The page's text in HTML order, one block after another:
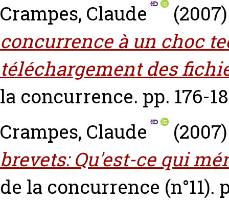
Crampes, Claude
concurrence à un choc
téléchargement des
la concurrence. pp. 176-
Crampes, Claude
brevets: Qu'est-ce qui
de la concurrence (n°11).